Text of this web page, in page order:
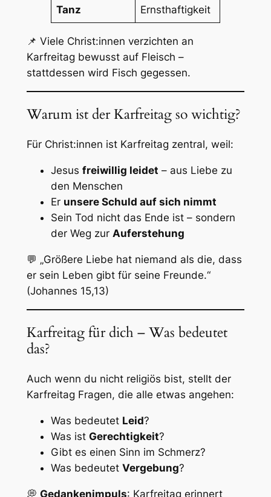
Tanz
Ernsthaftigkeit
📌 Viele Christ:innen verzichten an
Karfreitag bewusst auf Fleisch –
stattdessen wird Fisch gegessen.
Warum ist der Karfreitag so wichtig?
Für Christ:innen ist Karfreitag zentral, weil:
Jesus freiwillig leidet – aus Liebe zu
den Menschen
Er unsere Schuld auf sich nimmt
Sein Tod nicht das Ende ist – sondern
der Weg zur Auferstehung
💬 „Größere Liebe hat niemand als die, dass
er sein Leben gibt für seine Freunde.“
(Johannes 15,13)
Karfreitag für dich – Was bedeutet
das?
Auch wenn du nicht religiös bist, stellt der
Karfreitag Fragen, die alle etwas angehen:
Was bedeutet Leid?
Was ist Gerechtigkeit?
Gibt es einen Sinn im Schmerz?
Was bedeutet Vergebung?
💭 Gedankenimpuls: Karfreitag erinnert